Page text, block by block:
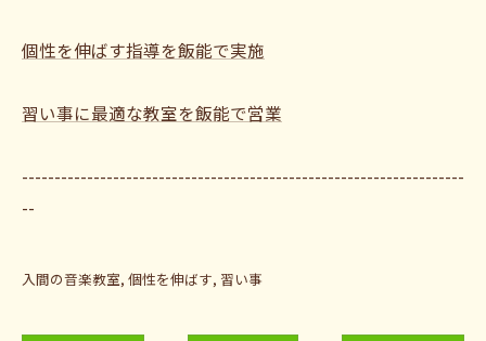
個性を伸ばす指導を飯能で実施
習い事に最適な教室を飯能で営業
--------------------------------------------------------------------
--
入間の音楽教室 個性を伸ばす 習い事